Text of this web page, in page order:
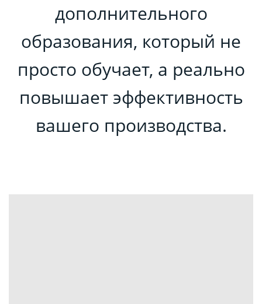
дополнительного
образования, который не
просто обучает, а реально
повышает эффективность
вашего производства.